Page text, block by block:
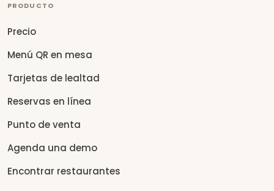
PRODUCTO
Precio
Menú QR en mesa
Tarjetas de lealtad
Reservas en línea
Punto de venta
Agenda una demo
Encontrar restaurantes